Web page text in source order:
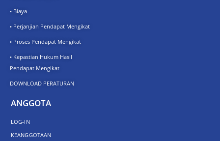
• Biaya
• Perjanjian Pendapat Mengikat
• Proses Pendapat Mengikat
• Kepastian Hukum Hasil
Pendapat Mengikat
DOWNLOAD PERATURAN
ANGGOTA
LOG-IN
KEANGGOTAAN